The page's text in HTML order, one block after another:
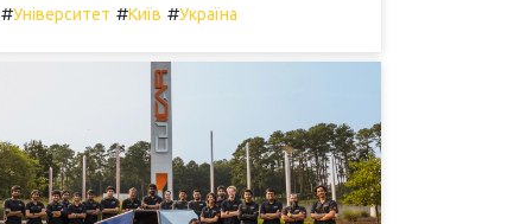
#Університет #Київ #Україна